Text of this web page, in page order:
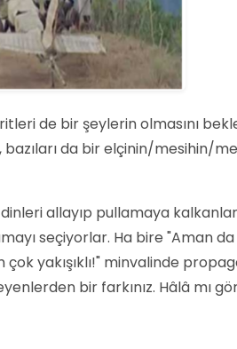
de bir şeylerin olmasını
da bir elçinin/mesihin/
dinleri allayıp pullamaya
seçiyorlar. Ha bire "Aman
yakışıklı!" minvalinde
bir farkınız. Hâlâ mı